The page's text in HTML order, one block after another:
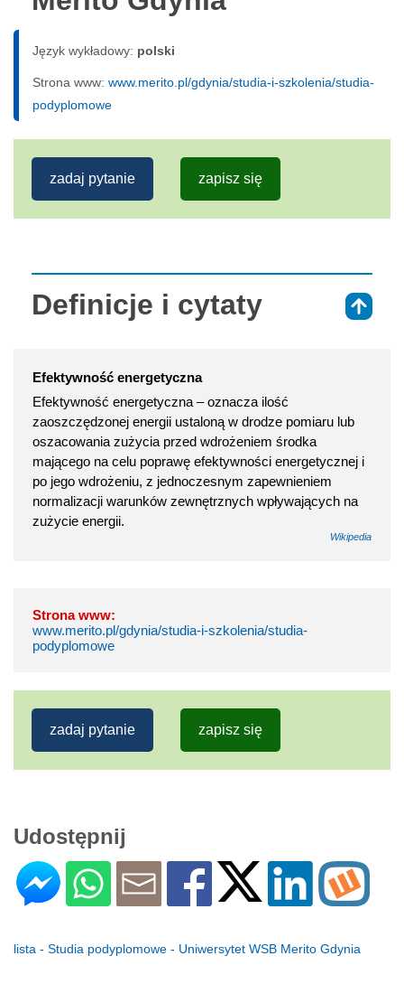
Język wykładowy: polski
Strona www: www.merito.pl/gdynia/studia-i-szkolenia/studia-
podyplomowe
zadaj pytanie zapisz się
Definicje i cytaty
Efektywność energetyczna
Efektywność energetyczna – oznacza ilość
zaoszczędzonej energii ustaloną w drodze pomiaru lub
oszacowania zużycia przed wdrożeniem środka
mającego na celu poprawę efektywności energetycznej i
po jego wdrożeniu, z jednoczesnym zapewnieniem
normalizacji warunków zewnętrznych wpływających na
zużycie energii.
Wikipedia
Strona www:
www.merito.pl/gdynia/studia-i-szkolenia/studia-
podyplomowe
zadaj pytanie zapisz się
Udostępnij
lista - Studia podyplomowe - Uniwersytet WSB Merito Gdynia